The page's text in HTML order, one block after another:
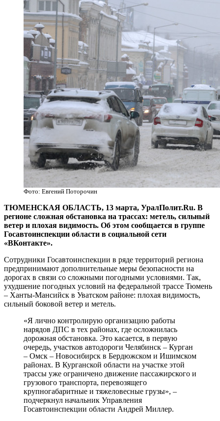
Фото: Евгений Поторочин
ТЮМЕНСКАЯ ОБЛАСТЬ, 13 марта, УралПолит.Ru. В
регионе сложная обстановка на трассах: метель, сильный
ветер и плохая видимость. Об этом сообщается в группе
Госавтоинспекции области в социальной сети
«ВКонтакте».
Сотрудники Госавтоинспекции в ряде территорий региона
предпринимают дополнительные меры безопасности на
дорогах в связи со сложными погодными условиями. Так,
ухудшение погодных условий на федеральной трассе Тюмень
– Ханты-Мансийск в Уватском районе: плохая видимость,
сильный боковой ветер и метель.
«Я лично контролирую организацию работы
нарядов ДПС в тех районах, где осложнилась
дорожная обстановка. Это касается, в первую
очередь, участков автодороги Челябинск – Курган
– Омск – Новосибирск в Бердюжском и Ишимском
районах. В Курганской области на участке этой
трассы уже ограничено движение пассажирского и
грузового транспорта, перевозящего
крупногабаритные и тяжеловесные грузы», –
подчеркнул начальник Управления
Госавтоинспекции области Андрей Миллер.